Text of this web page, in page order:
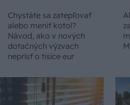
Chystáte sa zatepľovať
alebo meniť kotol?
Návod, ako v nových
dotačných výzvach
neprísť o tisíce eur